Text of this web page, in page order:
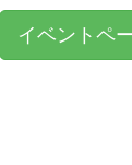
イベントペ